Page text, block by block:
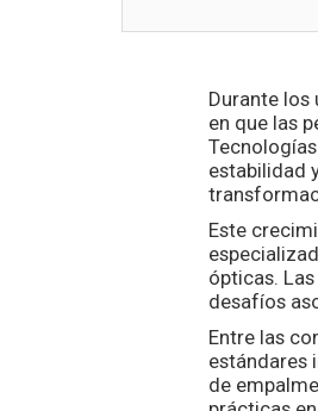
Durante
en que las
estabilidad
Este
ópticas.
desafíos
Entre las
estándares
de